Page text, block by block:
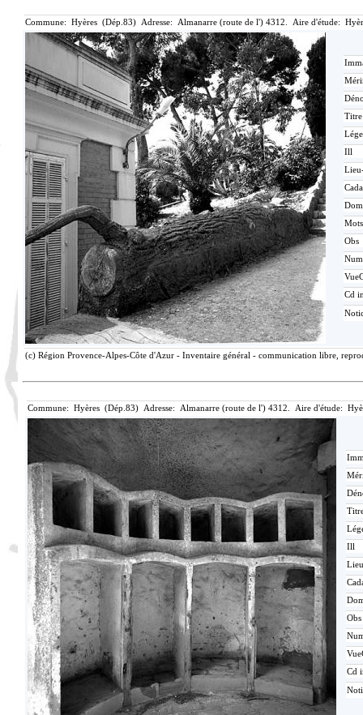
Commune: Hyères (Dép.83) Adresse: Almanarre (route de l') 4312. Aire d'étude:
Ill
Obs
Cd
(c) Région Provence-Alpes-Côte d'Azur - Inventaire général - communication libre,
Commune: Hyères (Dép.83) Adresse: Almanarre (route de l') 4312. Aire d'étude:
Ill
Obs
Cd